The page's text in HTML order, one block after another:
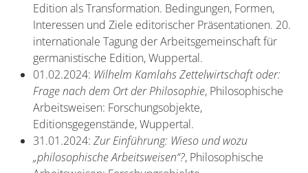
Edition als Transformation. Bedingungen, Formen,
Interessen und Ziele editorischer Präsentationen. 20.
internationale Tagung der Arbeitsgemeinschaft für
germanistische Edition, Wuppertal.
01.02.2024: Wilhelm Kamlahs Zettelwirtschaft oder:
Frage nach dem Ort der Philosophie, Philosophische
Arbeitsweisen: Forschungsobjekte,
Editionsgegenstände, Wuppertal.
31.01.2024: Zur Einführung: Wieso und wozu
„philosophische Arbeitsweisen“?, Philosophische